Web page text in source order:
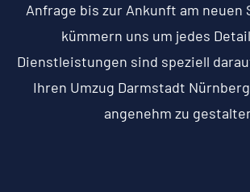
Anfrage bis zur Ankunft am neuen
kümmern uns um jedes
Dienstleistungen sind speziell
Ihren Umzug Darmstadt
angenehm zu